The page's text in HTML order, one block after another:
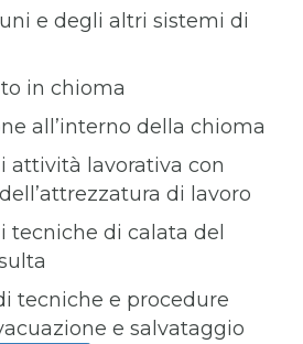
e degli altri sistemi di
in chioma
all’interno della chioma
attività lavorativa con
di lavoro
tecniche di calata del
tecniche e procedure
e salvataggio